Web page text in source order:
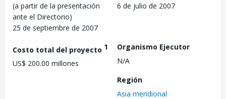
(a partir de la presentación
ante el Directorio)
25 de septiembre de 2007
6 de julio de 2007
Costo total del proyecto 1
US$ 200.00 millones
Organismo Ejecutor
N/A
Región
Asia meridional